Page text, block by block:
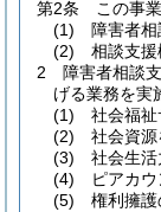
第2条
この事
(1)
障害者
(2)
相談支
2
障害者相談
げる業務を実
(1)
社会福
(2)
社会資
(3)
社会生
(4)
ピアカ
(5)
権利擁